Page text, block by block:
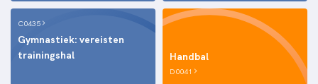
C0435
Gymnastiek: vereisten
trainingshal
D0041
Handbal